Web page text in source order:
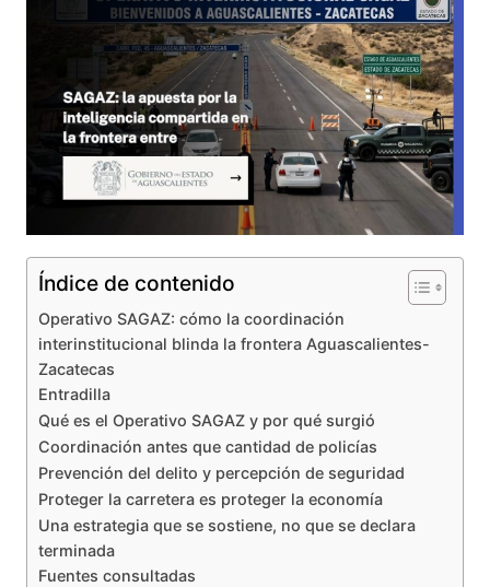
Índice de contenido
Operativo SAGAZ: cómo la coordinación
interinstitucional blinda la frontera Aguascalientes-
Zacatecas
Entradilla
Qué es el Operativo SAGAZ y por qué surgió
Coordinación antes que cantidad de policías
Prevención del delito y percepción de seguridad
Proteger la carretera es proteger la economía
Una estrategia que se sostiene, no que se declara
terminada
Fuentes consultadas